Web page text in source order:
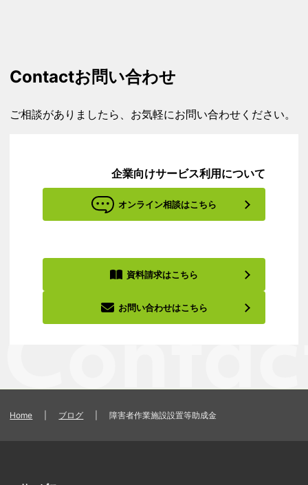
Contactお問い合わせ
ご相談がありましたら、お気軽にお問い合わせください。
企業向けサービス利用について
オンライン相談はこちら
資料請求はこちら
お問い合わせはこちら
Home ブログ 障害者作業施設設置等助成金